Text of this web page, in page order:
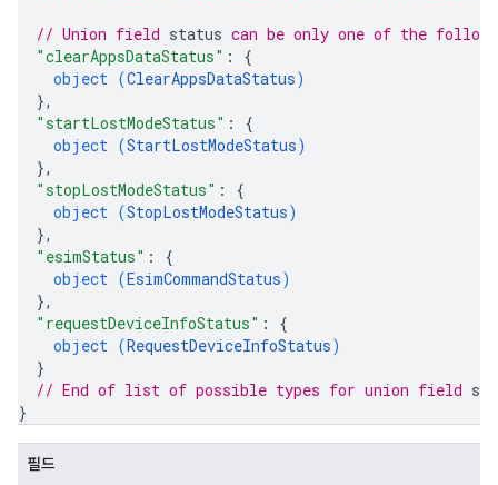
// Union field status can be only one of the
"clearAppsDataStatus" : {
object (ClearAppsDataStatus)
},
"startLostModeStatus" : {
object (StartLostModeStatus)
},
"stopLostModeStatus" : {
object (StopLostModeStatus)
},
"esimStatus" : {
object (EsimCommandStatus)
},
"requestDeviceInfoStatus" : {
object (RequestDeviceInfoStatus)
}
// End of list of possible types for union field
}
필드